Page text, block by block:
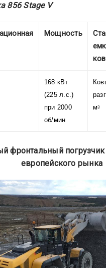
856 Stage V
Мощность
168 кВт
(225 л.с.)
при 2000
об/мин
м3
фронтальный погрузчик
европейского рынка